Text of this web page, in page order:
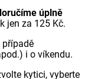
úplně
jen za 125 Kč.
případě
i o víkendu.
kytici, vyberte